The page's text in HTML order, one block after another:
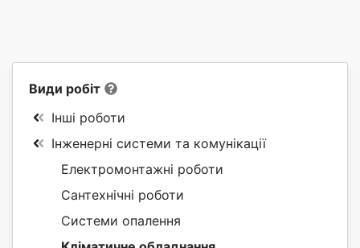
Види робіт
Інші роботи
Інженерні системи та комунікації
Електромонтажні роботи
Сантехнічні роботи
Системи опалення